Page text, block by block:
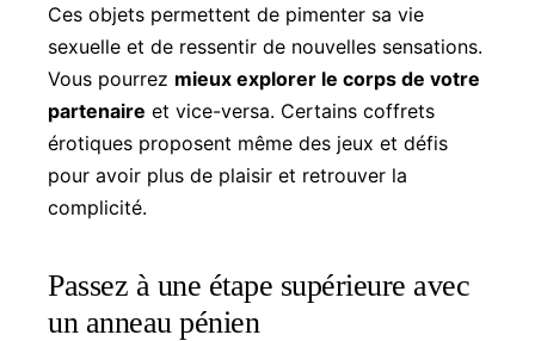
Ces objets permettent de pimenter sa vie
sexuelle et de ressentir de nouvelles sensations.
Vous pourrez mieux explorer le corps de votre
partenaire et vice-versa. Certains coffrets
érotiques proposent même des jeux et défis
pour avoir plus de plaisir et retrouver la
complicité.
Passez à une étape supérieure avec
un anneau pénien